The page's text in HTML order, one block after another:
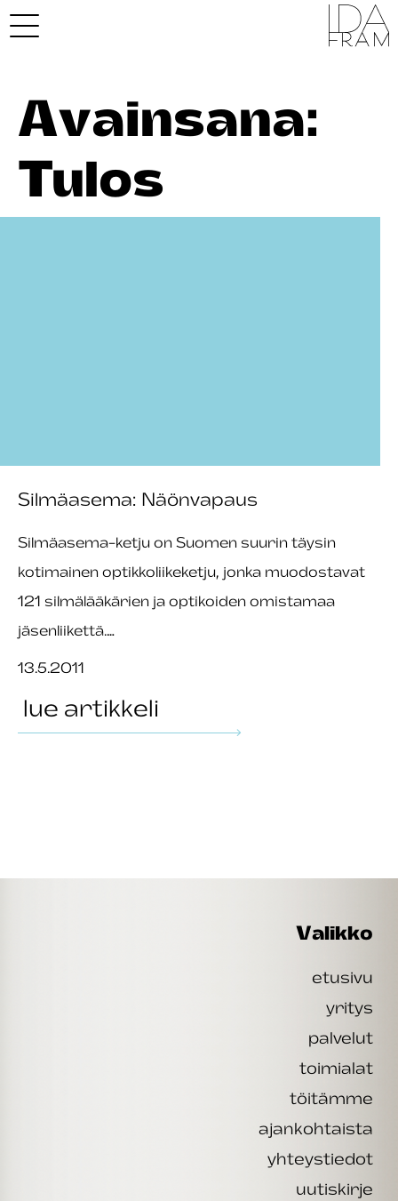
Avainsana:
Tulos
Silmäasema: Näönvapaus
Silmäasema-ketju on Suomen suurin täysin
kotimainen optikkoliikeketju, jonka muodostavat
121 silmälääkärien ja optikoiden omistamaa
jäsenliikettä.…
13.5.2011
lue artikkeli
Valikko
etusivu
yritys
palvelut
toimialat
töitämme
ajankohtaista
yhteystiedot
uutiskirje